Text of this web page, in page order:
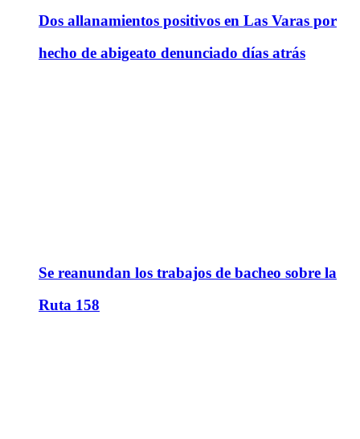
Dos allanamientos positivos en Las Varas por
hecho de abigeato denunciado días atrás
Se reanundan los trabajos de bacheo sobre la
Ruta 158